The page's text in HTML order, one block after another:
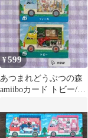
¥599
あつまれどうぶつの森
amiiboカード トビー/フ